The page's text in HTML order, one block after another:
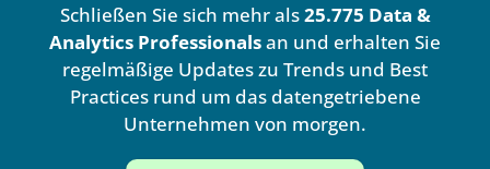
i
n
e
Schließen Sie sich mehr als25.775 Data &
Analytics Professionalsan und erhalten Sie
regelmäßige Updates zu Trends und Best
Practices rund um das datengetriebene
Unternehmen von morgen.